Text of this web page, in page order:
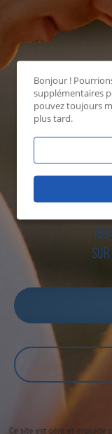
sur
Bonjour !
supplémentaires
pouvez toujours
plus tard.